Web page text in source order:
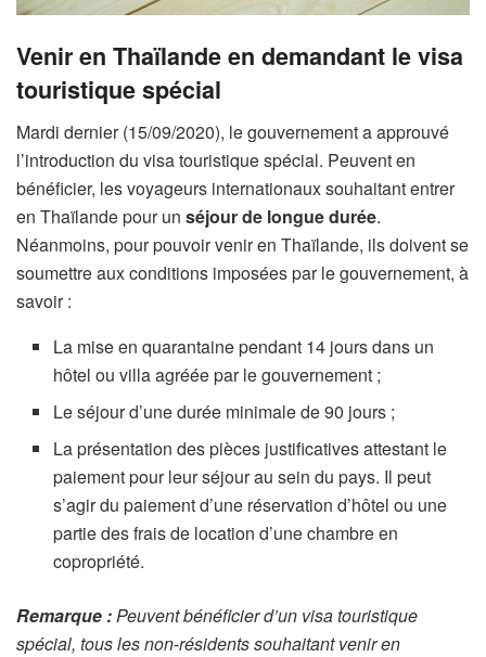
Venir en Thaïlande en demandant le visa
touristique spécial
Mardi dernier (15/09/2020), le gouvernement a approuvé
l’introduction du visa touristique spécial. Peuvent en
bénéficier, les voyageurs internationaux souhaitant entrer
en Thaïlande pour un séjour de longue durée.
Néanmoins, pour pouvoir venir en Thaïlande, ils doivent se
soumettre aux conditions imposées par le gouvernement, à
savoir :
La mise en quarantaine pendant 14 jours dans un
hôtel ou villa agréée par le gouvernement ;
Le séjour d’une durée minimale de 90 jours ;
La présentation des pièces justificatives attestant le
paiement pour leur séjour au sein du pays. Il peut
s’agir du paiement d’une réservation d’hôtel ou une
partie des frais de location d’une chambre en
copropriété.
Remarque :Peuvent bénéficier d’un visa touristique
spécial, tous les non-résidents souhaitant venir en